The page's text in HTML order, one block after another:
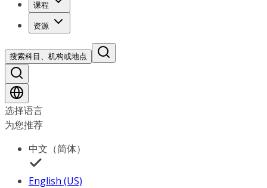
课程
资源
搜索科目、机构或地点
选择语言
为您推荐
中文（简体）
English (US)